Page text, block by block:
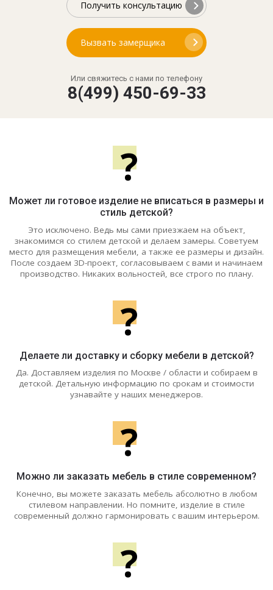
Получить консультацию
Вызвать замерщика
Или свяжитесь с нами по телефону
8(499) 450-69-33
?
Может ли готовое изделие не вписаться в размеры и
стиль детской?
Это исключено. Ведь мы сами приезжаем на объект,
знакомимся со стилем детской и делаем замеры. Советуем
место для размещения мебели, а также ее размеры и дизайн.
После создаем 3D-проект, согласовываем с вами и начинаем
производство. Никаких вольностей, все строго по плану.
?
Делаете ли доставку и сборку мебели в детской?
Да. Доставляем изделия по Москве / области и собираем в
детской. Детальную информацию по срокам и стоимости
узнавайте у наших менеджеров.
?
Можно ли заказать мебель в стиле современном?
Конечно, вы можете заказать мебель абсолютно в любом
стилевом направлении. Но помните, изделие в стиле
современный должно гармонировать с вашим интерьером.
?